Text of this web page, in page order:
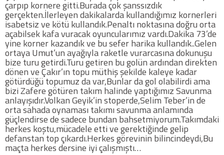
çarpıp kornere gitti.Burada çok şanssızdık
gerçekten.İlerleyen dakikalarda kullandığımız kornerleri
isabetsiz ve kötü kullandık.Penaltı noktasına doğru orta
açabilsek kafa vuracak oyuncularımız vardı.Dakika 73’de
yine korner kazandık ve bu sefer harika kullandık..Gelen
ortaya Umut’un ayağıyla raketle vurarcasına dokunuşu
bize turu getirdi.Turu getiren bu golün ardından direkten
dönen ve Çakır’ın topu müthiş şekilde kaleye kadar
götürdüğü topumuz da var,Bunlar da gol olabilirdi ama
bizi Zafere götüren takım halinde yaptığımız Savunma
anlayışıdır.Volkan Geyik’in stoperde,Selim Teber’in de
orta sahada oynaması takımı savunma anlamında
güçlendirse de sadece bundan bahsetmiyorum.Takımdaki
herkes koştu,mücadele etti ve gerektiğinde gelip
defanstan top çıkardı.Herkes görevinin bilincindeydi,Bu
maçta herkes dersine iyi çalışmıştı…